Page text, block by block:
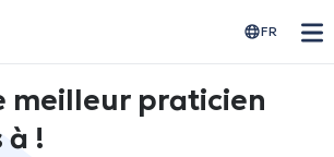
FR
meilleur praticien
à !